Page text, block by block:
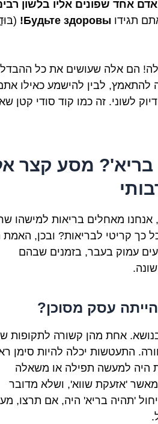
אחד שפונים אליו בלשון
תגידוБудьте здоровы!
הם אלה שעושים את כל ההבדל
להתאמץ, לבין להישמע כאילו
לשוני. זה כמו קוד סודי קטן
בריא'? מסע קצר
מאחלים בריאות למישהו
כך קריטי לבריאות? ובכן, האמת
עמוק בעבר, בזמנים שבהם
עסק מסוכן?
בנושא. אחת מהן קשורה לתקופות
התעטשות יכלה להיות סימן
היה למעשה תפילה או משאלה
'אזעקת שווא', ושלא מדובר
'תהיה בריא' היה, אם תרצו,